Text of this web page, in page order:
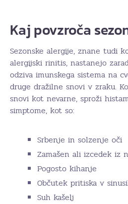
Kaj povzroča
Sezonske alergije, znane tudi
alergijski rinitis, nastanejo
odziva imunskega sistema na
druge dražilne snovi v zraku.
snovi kot nevarne, sproži
simptome, kot so:
Srbenje in solzenje oči
Zamašen ali izcedek iz
Pogosto kihanje
Občutek pritiska v
Suh kašelj